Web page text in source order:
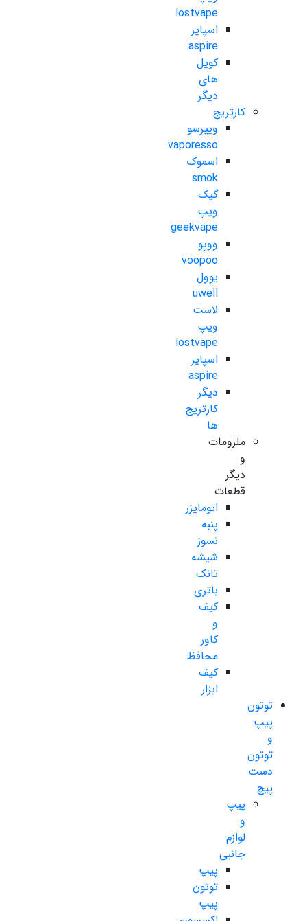
lostvape
اسپایر
aspire
کویل
های
دیگر
کارتریج
ویپرسو
vaporesso
اسموک
smok
گیک
ویپ
geekvape
ووپو
voopoo
یوول
uwell
لاست
ویپ
lostvape
اسپایر
aspire
دیگر
کارتریج
ها
ملزومات
و
دیگر
قطعات
اتومایزر
پنبه
نسوز
شیشه
تانک
باتری
کیف
و
کاور
محافظ
کیف
ابزار
توتون
پیپ
و
توتون
دست
پیچ
پیپ
و
لوازم
جانبی
پیپ
توتون
پیپ